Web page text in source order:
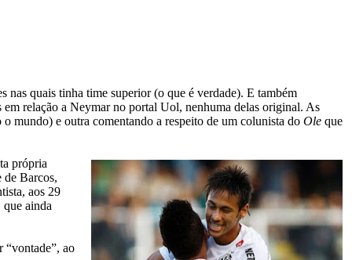
nas quais tinha time superior (o que é verdade). E também
relação a Neymar no portal Uol, nenhuma delas original. As
mundo) e outra comentando a respeito de um colunista do Ole que
própria
de Barcos,
aos 29
ainda
“vontade”, ao